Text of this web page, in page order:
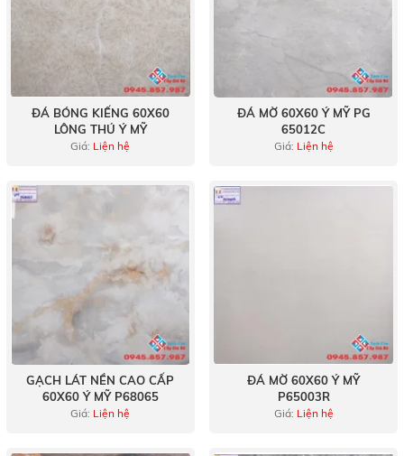
ĐÁ BÓNG KIẾNG 60X60
LÔNG THÚ Ý MỸ
Giá: Liện hệ
ĐÁ MỜ 60X60 Ý MỸ PG
65012C
Giá: Liện hệ
GẠCH LÁT NỀN CAO CẤP
60X60 Ý MỸ P68065
Giá: Liện hệ
ĐÁ MỜ 60X60 Ý MỸ
P65003R
Giá: Liện hệ